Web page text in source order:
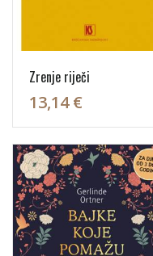
Zrenje riječi
13,14 €